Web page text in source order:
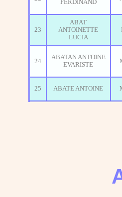
FERDINAND
23
ABAT
ANTOINETTE
LUCIA
24
ABATAN ANTOINE
EVARISTE
25 ABATE ANTOINE